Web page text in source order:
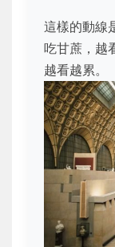
這樣的動線
吃甘蔗，越
越看越累。